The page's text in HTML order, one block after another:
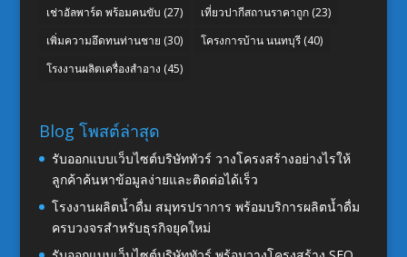
เช่าอัลพาร์ด พร้อมคนขับ (27) เที่ยวปากีสถานราคาถูก(23)
เพิ่มความอึดทนท่านชาย (30) โครงการบ้าน นนทบุรี(40)
โรงงานผลิตเครื่องสำอาง (45)
Blog โพสต์ล่าสุด
รับออกแบบเว็บไซต์บริษัททัวร์ วางโครงสร้างอย่างไรให้
ลูกค้าค้นหาข้อมูลง่ายและติดต่อได้เร็ว
โรงงานผลิตน้ำดื่ม สมุทรปราการ พร้อมบริการผลิตน้ำดื่ม
ครบวงจรสำหรับธุรกิจยุคใหม่